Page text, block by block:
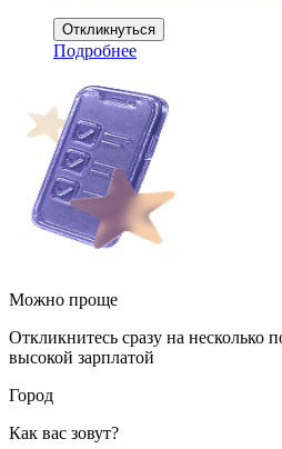
Откликнуться
Подробнее
Можно проще
Откликнитесь сразу на несколько
высокой зарплатой
Город
Как вас зовут?